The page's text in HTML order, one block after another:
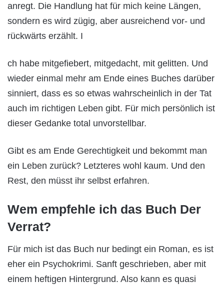
anregt. Die Handlung hat für mich keine Längen,
sondern es wird zügig, aber ausreichend vor- und
rückwärts erzählt. I
ch habe mitgefiebert, mitgedacht, mit gelitten. Und
wieder einmal mehr am Ende eines Buches darüber
sinniert, dass es so etwas wahrscheinlich in der Tat
auch im richtigen Leben gibt. Für mich persönlich ist
dieser Gedanke total unvorstellbar.
Gibt es am Ende Gerechtigkeit und bekommt man
ein Leben zurück? Letzteres wohl kaum. Und den
Rest, den müsst ihr selbst erfahren.
Wem empfehle ich das Buch Der
Verrat?
Für mich ist das Buch nur bedingt ein Roman, es ist
eher ein Psychokrimi. Sanft geschrieben, aber mit
einem heftigen Hintergrund. Also kann es quasi